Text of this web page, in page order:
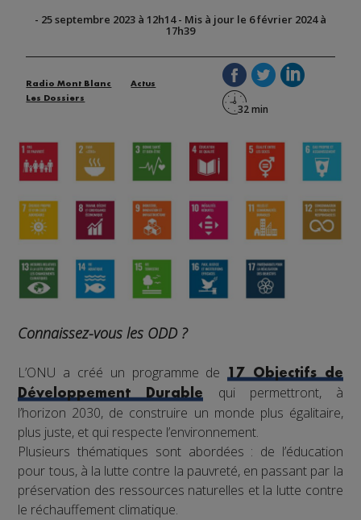
- 25 septembre 2023 à 12h14- Mis à jour le 6 février 2024 à
17h39
Radio Mont Blanc
Actus
Les Dossiers
Connaissez-vous les ODD ?
L’ONU a créé un programme de17 Objectifs de
Développement Durable
qui permettront, à
l’horizon 2030, de construire un monde plus égalitaire,
plus juste, et qui respecte l’environnement.
Plusieurs thématiques sont abordées : de l’éducation
pour tous, à la lutte contre la pauvreté, en passant par la
préservation des ressources naturelles et la lutte contre
le réchauffement climatique.